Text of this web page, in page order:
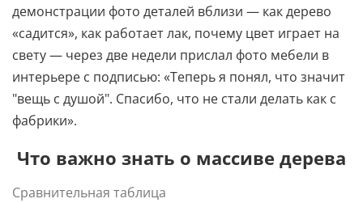
демонстрации фото деталей вблизи — как дерево
«садится», как работает лак, почему цвет играет на
свету — через две недели прислал фото мебели в
интерьере с подписью: «Теперь я понял, что значит
"вещь с душой". Спасибо, что не стали делать как с
фабрики».
Что важно знать о массиве дерева
Сравнительная таблица